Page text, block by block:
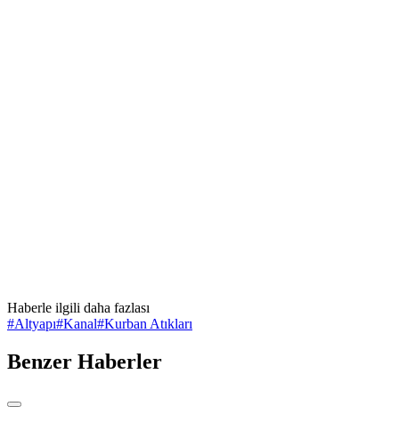
Haberle ilgili daha fazlası
#Altyapı#Kanal#Kurban Atıkları
Benzer Haberler